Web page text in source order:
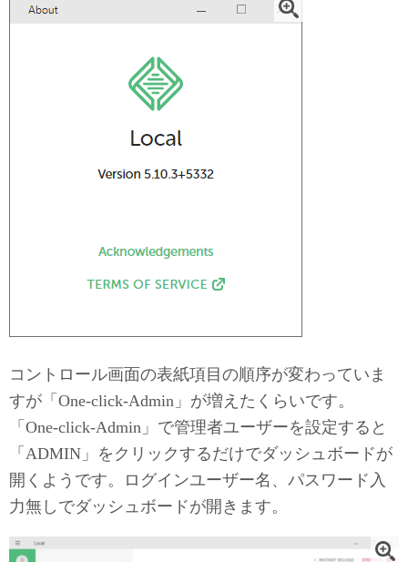
コントロール画面の表紙項目の順序が変わっていま
すが「One-click-Admin」が増えたくらいです。
「One-click-Admin」で管理者ユーザーを設定すると
「ADMIN」をクリックするだけでダッシュボードが
開くようです。ログインユーザー名、パスワード入
力無しでダッシュボードが開きます。